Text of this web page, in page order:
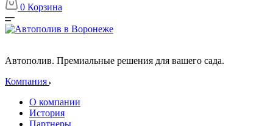
0 Корзина
Автополив. Премиальные решения для вашего сада.
Компания
О компании
История
Партнеры